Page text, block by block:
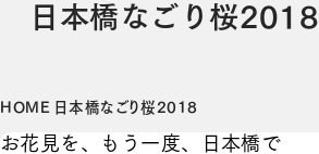
日本橋なごり桜2018
HOME 日本橋なごり桜2018
お花見を、もう一度、日本橋で